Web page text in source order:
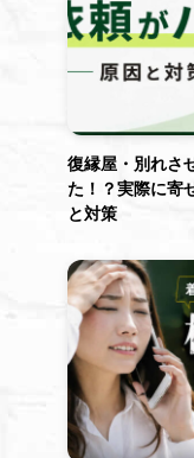
復縁屋・別れさ
た！？実際に寄
と対策